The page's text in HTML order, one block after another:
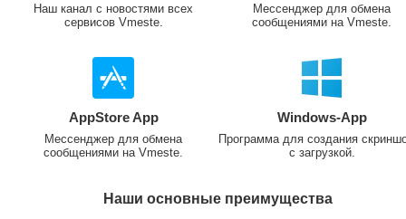
Наш канал с новостями всех
сервисов Vmeste.
Мессенджер для обмена
сообщениями на Vmeste.
AppStore App
Мессенджер для обмена
сообщениями на Vmeste.
Windows-App
Программа для создания
с загрузкой.
Наши основные преимущества